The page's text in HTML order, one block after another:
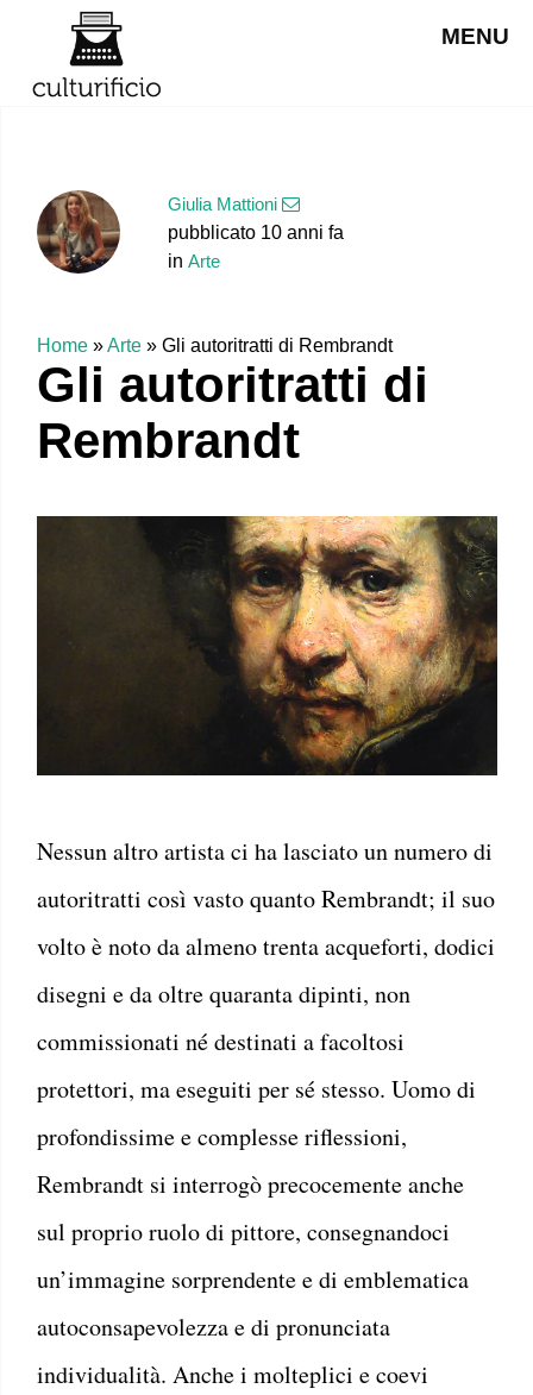
MENU
Giulia Mattioni
pubblicato 10 anni fa
in Arte
Home »Arte » Gli autoritratti di Rembrandt
Gli autoritratti di
Rembrandt
Nessun altro artista ci ha lasciato un numero di
autoritratti così vasto quanto Rembrandt; il suo
volto è noto da almeno trenta acqueforti, dodici
disegni e da oltre quaranta dipinti, non
commissionati né destinati a facoltosi
protettori, ma eseguiti per sé stesso. Uomo di
profondissime e complesse riflessioni,
Rembrandt si interrogò precocemente anche
sul proprio ruolo di pittore, consegnandoci
un’immagine sorprendente e di emblematica
autoconsapevolezza e di pronunciata
individualità. Anche i molteplici e coevi